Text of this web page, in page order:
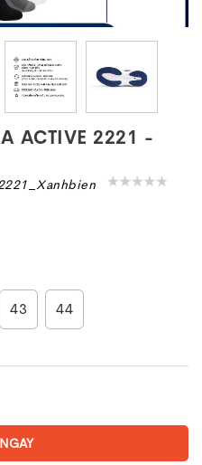
ACTIVE 2221 -
43 44